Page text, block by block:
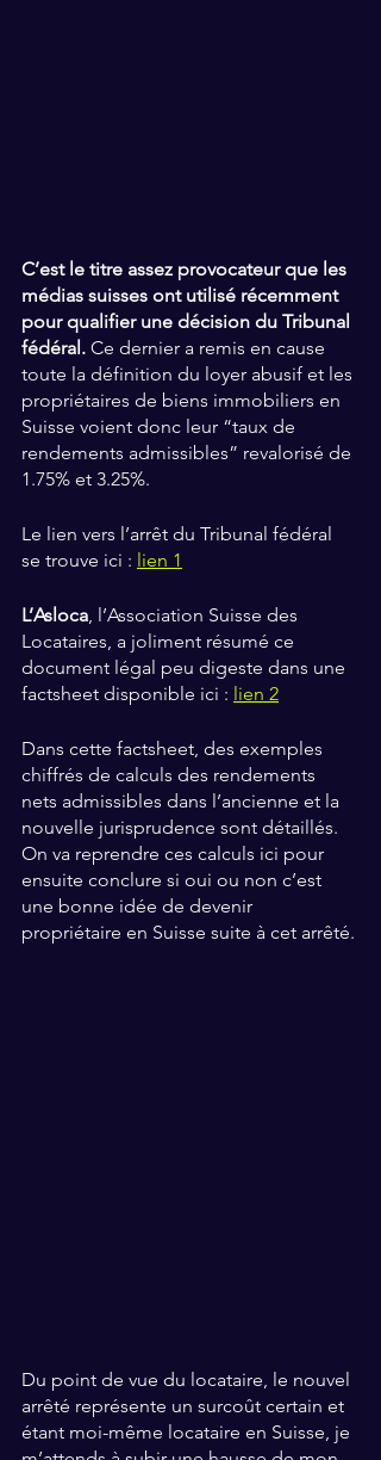
C’est le titre assez provocateur que les
médias suisses ont utilisé récemment
pour qualifier une décision du Tribunal
fédéral. Ce dernier a remis en cause
toute la définition du loyer abusif et les
propriétaires de biens immobiliers en
Suisse voient donc leur “taux de
rendements admissibles” revalorisé de
1.75% et 3.25%.
Le lien vers l’arrêt du Tribunal fédéral
se trouve ici : lien 1
L’Asloca, l’Association Suisse des
Locataires, a joliment résumé ce
document légal peu digeste dans une
factsheet disponible ici : lien 2
Dans cette factsheet, des exemples
chiffrés de calculs des rendements
nets admissibles dans l’ancienne et la
nouvelle jurisprudence sont détaillés.
On va reprendre ces calculs ici pour
ensuite conclure si oui ou non c’est
une bonne idée de devenir
propriétaire en Suisse suite à cet arrêté.
Du point de vue du locataire, le nouvel
arrêté représente un surcoût certain et
étant moi-même locataire en Suisse, je